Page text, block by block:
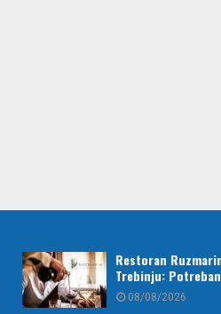
Restoran
Trebinju:
08/08/2026